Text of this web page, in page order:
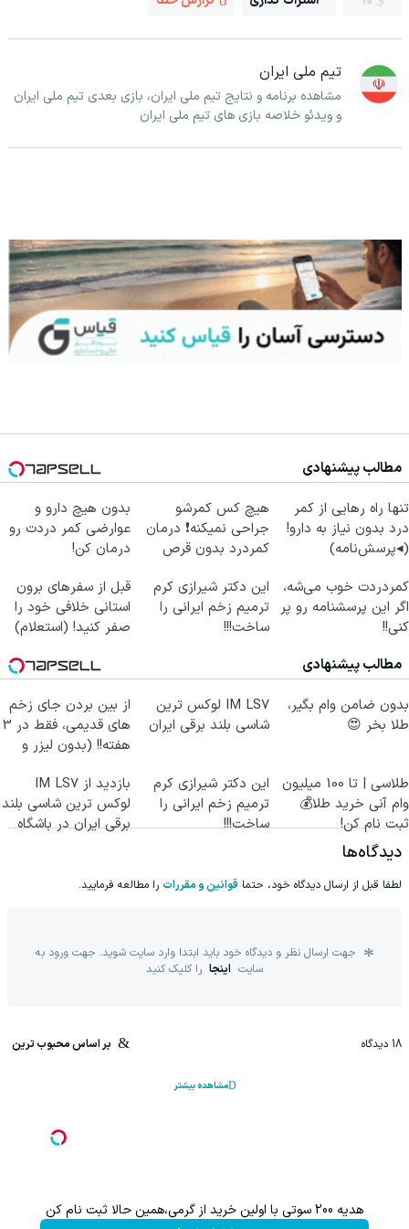
تیم ملی ایران
مشاهده برنامه و نتایج تیم ملی ایران، بازی بعدی تیم ملی ایران
و ویدئو خلاصه بازی های تیم ملی ایران
مطالب پیشنهادی
تنها راه رهایی از کمر
درد بدون نیاز به دارو!
(◂پرسش‌نامه)
هیچ کس کمرشو
جراحی نمیکنه❗ درمان
کمردرد بدون قرص
بدون هیچ دارو و
عوارضی کمر دردت رو
درمان کن!
کمردردت خوب می‌شه،
اگر این پرسشنامه رو پر
کنی!!
این دکتر شیرازی کرم
ترمیم زخم ایرانی را
ساخت!!!
قبل از سفرهای برون
استانی خلافی خود را
صفر کنید! (استعلام)
مطالب پیشنهادی
بدون ضامن وام بگیر،
طلا بخر 😍
IM LS7 لوکس ترین
شاسی بلند برقی ایران
از بین بردن جای زخم
های قدیمی، فقط در 3
هفته!! (بدون لیزر و
طلاسی | تا 100 میلیون
وام آنی خرید طلا💰
ثبت نام کن!
این دکتر شیرازی کرم
ترمیم زخم ایرانی را
ساخت!!!
بازدید از IM LS7
لوکس ترین شاسی بلند
برقی ایران در باشگاه
دیدگاه‌ها
لطفا قبل از ارسال دیدگاه خود، حتما قوانین و مقررات را مطالعه فرمایید.
جهت ارسال نظر و دیدگاه خود باید ابتدا وارد سایت شوید. جهت ورود به
سایت اینجا را کلیک کنید
18 دیدگاه بر اساس محبوب ترین
مشاهده بیشتر
هدیه 200 سوتی با اولین خرید از گرمی،همین حالا ثبت نام کن